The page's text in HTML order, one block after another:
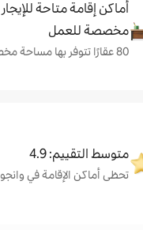
أماكن إقامة متاحة
مخصصة للعمل
80 عقارًا تتوفر بها مساحة مخصصة للعمل
متوسط التقييم: 4.9
تحظى أماكن الإقامة في وانجو-